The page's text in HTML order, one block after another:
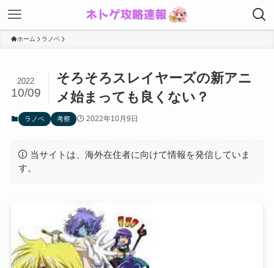
ホーム ラノベ
そろそろスレイヤーズの新アニ
メ始まっても良くない？
2022
10/09
ラノベ 考察 2022年10月9日
当サイトは、海外在住者に向けて情報を発信していま
す。